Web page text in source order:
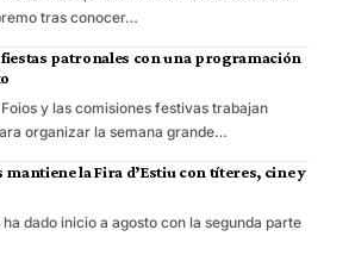
tras conocer…
patronales con una programación
y las comisiones festivas trabajan
organizar la semana grande…
mantiene la Fira d’Estiu con títeres, cine y
ha dado inicio a agosto con la segunda parte